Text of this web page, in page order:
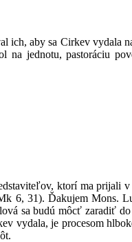
ich, aby sa Cirkev vydala
na jednotu, pastoráciu
ktorí ma prijali v
6, 31). Ďakujem Mons.
sa budú môcť zaradiť
vydala, je procesom